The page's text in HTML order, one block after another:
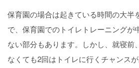
保育園の場合は起きている時間の大半
で、保育園でのトイレトレーニングが
ない部分もあります。しかし、就寝前
なくても2回はトイレに行くチャンス